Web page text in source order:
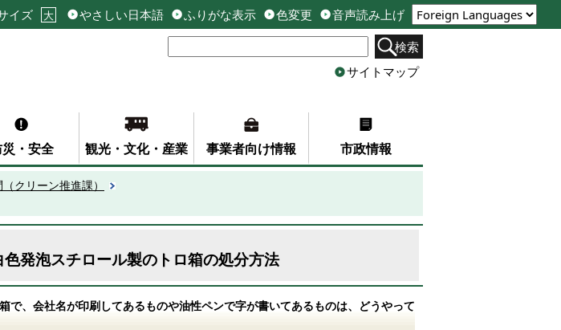
イズ 大 やさしい日本語 ふりがな表示 色変更
音声読み上げ
検索
サイトマップ
災・安全 観光・文化・産業 事業者向け情報 市政情報
クリーン推進課）
発泡スチロール製のトロ箱の処分方法
で、会社名が印刷してあるものや油性ペンで字が書いてあるものは、どうやって